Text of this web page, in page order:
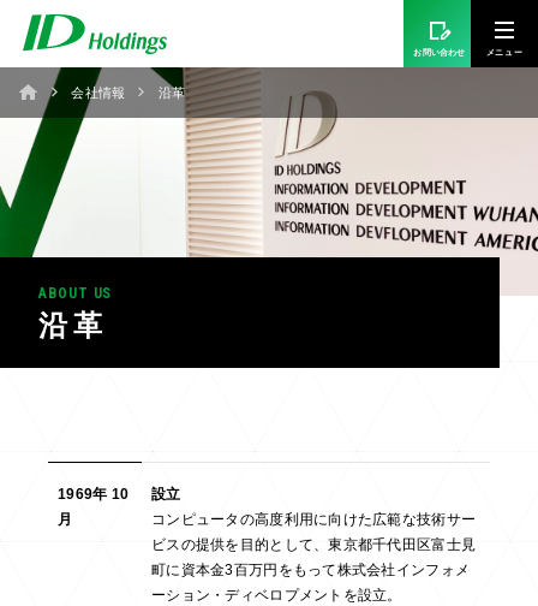
お問い合わせ
会社情報 沿革
ABOUT US
沿革
1969年 10
月
設立
コンピュータの高度利用に向けた広範な技術サー
ビスの提供を目的として、東京都千代田区富士見
町に資本金3百万円をもって株式会社インフォメ
ーション・ディベロプメントを設立。